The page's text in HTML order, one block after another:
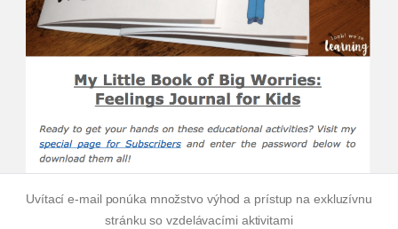
Uvítací e-mail ponúka množstvo výhod a prístup na exkluzívnu
stránku so vzdelávacími aktivitami